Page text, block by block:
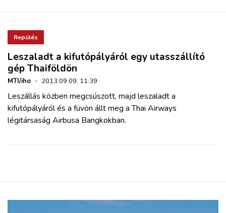
Repülés
Leszaladt a kifutópályáról egy utasszállító
gép Thaiföldön
MTI/iho · 2013.09.09. 11:39
Leszállás közben megcsúszott, majd leszaladt a
kifutópályáról és a füvön állt meg a Thai Airways
légitársaság Airbusa Bangkokban.